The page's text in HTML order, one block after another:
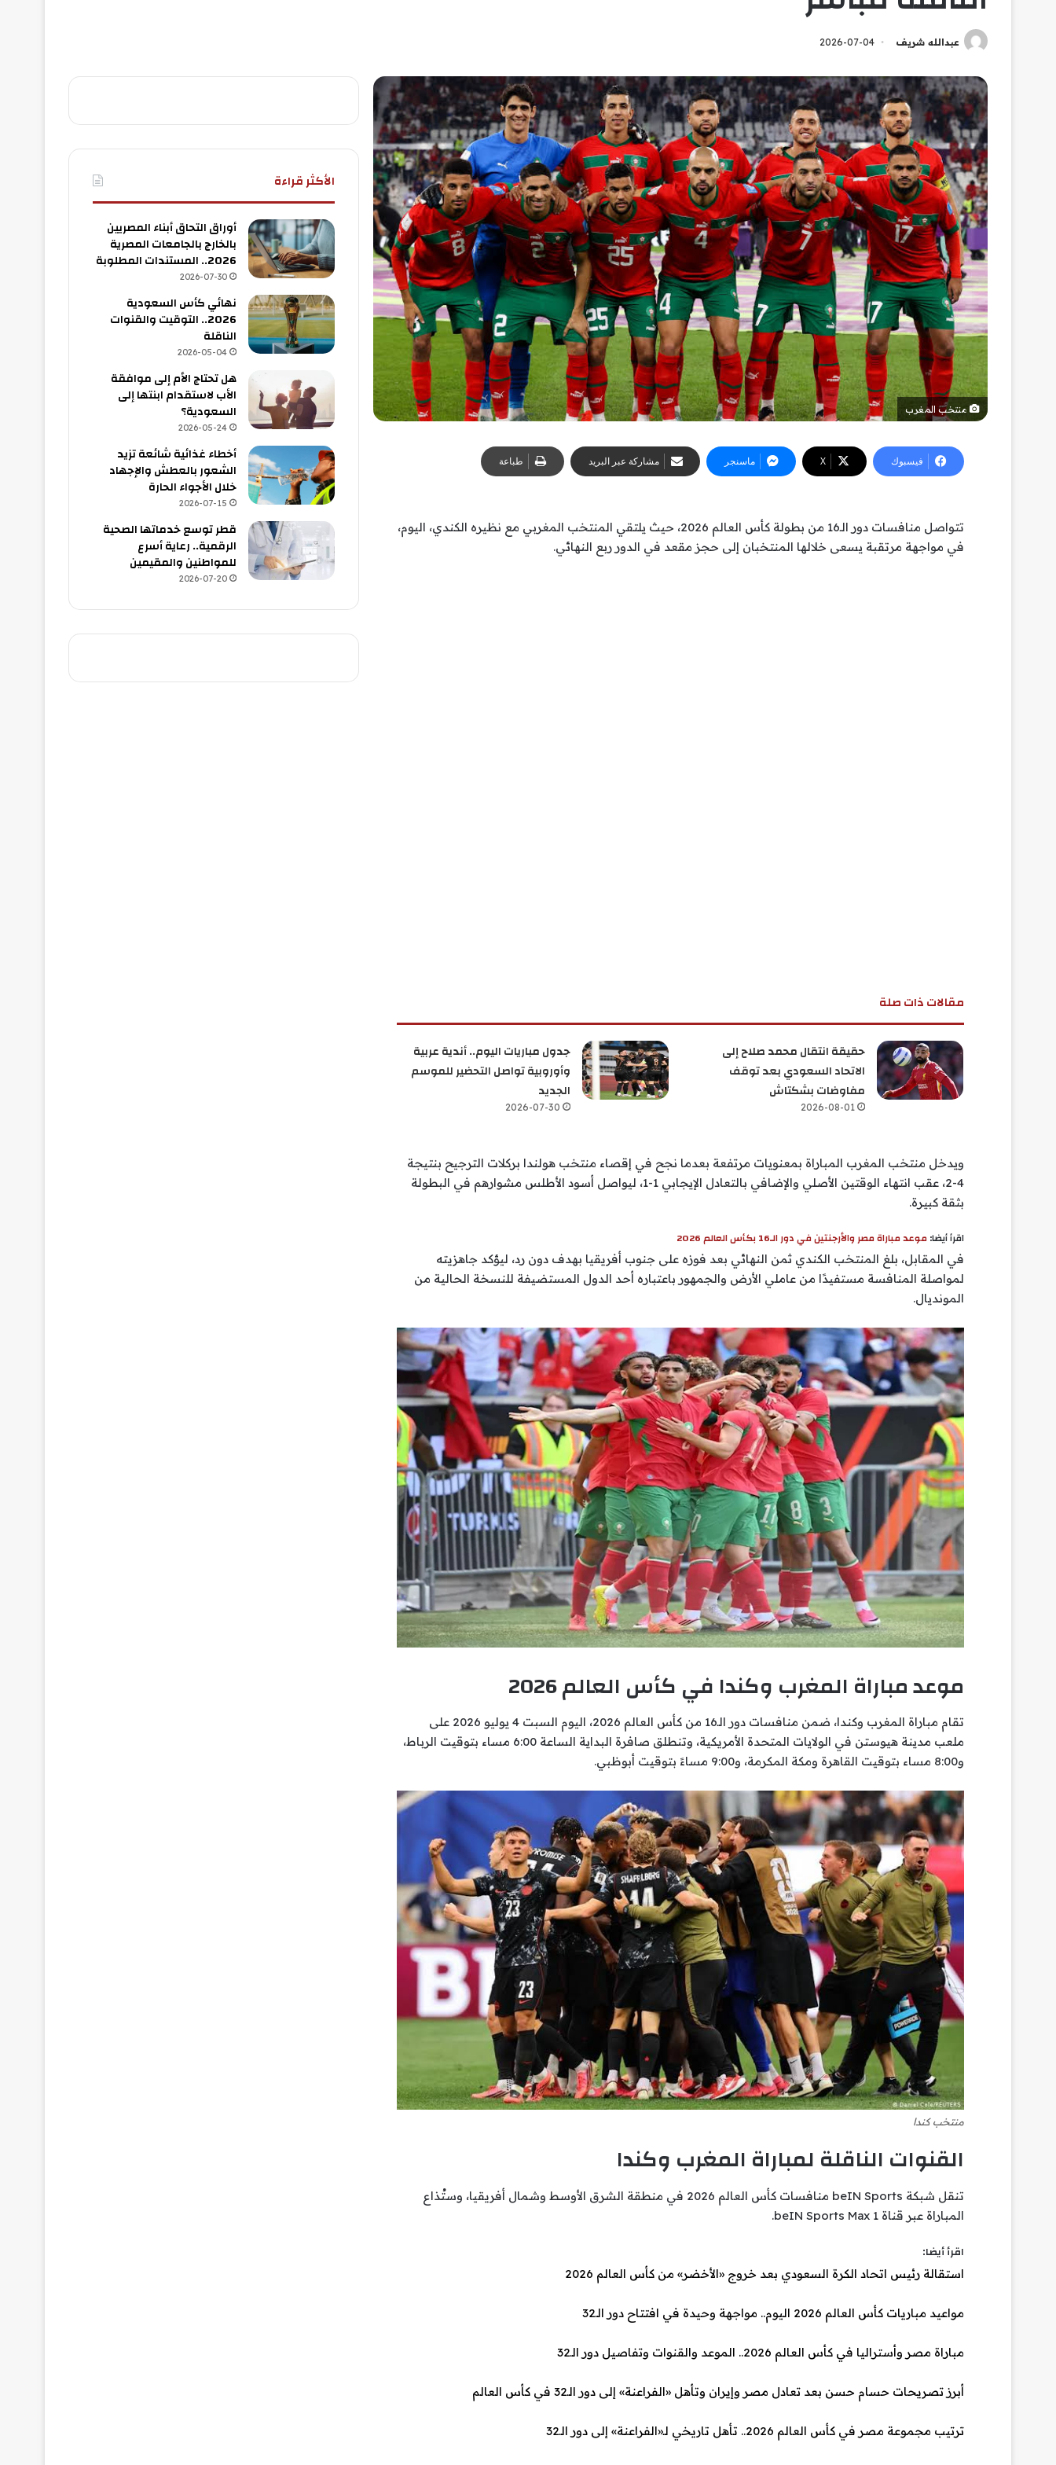
عبدالله شريف 2026-07-04
منتخب المغرب
فيسبوك ‫X ماسنجر مشاركة عبر البريد طباعة
تتواصل منافسات دور الـ16 من بطولة كأس العالم 2026، حيث يلتقي المنتخب المغربي مع نظيره الكندي، اليوم،
في مواجهة مرتقبة يسعى خلالها المنتخبان إلى حجز مقعد في الدور ربع النهائي.
مقالات ذات صلة
حقيقة انتقال محمد صلاح إلى
الاتحاد السعودي بعد توقف
مفاوضات بشكتاش
2026-08-01
جدول مباريات اليوم.. أندية عربية
وأوروبية تواصل التحضير للموسم
الجديد
2026-07-30
ويدخل منتخب المغرب المباراة بمعنويات مرتفعة بعدما نجح في إقصاء منتخب هولندا بركلات الترجيح بنتيجة
4-2، عقب انتهاء الوقتين الأصلي والإضافي بالتعادل الإيجابي 1-1، ليواصل أسود الأطلس مشوارهم في البطولة
بثقة كبيرة.
اقرأ أيضا:موعد مباراة مصر والأرجنتين في دور الـ16 بكأس العالم 2026
في المقابل، بلغ المنتخب الكندي ثمن النهائي بعد فوزه على جنوب أفريقيا بهدف دون رد، ليؤكد جاهزيته
لمواصلة المنافسة مستفيدًا من عاملي الأرض والجمهور باعتباره أحد الدول المستضيفة للنسخة الحالية من
المونديال.
موعد مباراة المغرب وكندا في كأس العالم 2026
تقام مباراة المغرب وكندا، ضمن منافسات دور الـ16 من كأس العالم 2026، اليوم السبت 4 يوليو 2026 على
ملعب مدينة هيوستن في الولايات المتحدة الأمريكية، وتنطلق صافرة البداية الساعة 6:00 مساء بتوقيت الرباط،
و8:00 مساء بتوقيت القاهرة ومكة المكرمة، و9:00 مساءً بتوقيت أبوظبي.
منتخب كندا
القنوات الناقلة لمباراة المغرب وكندا
تنقل شبكة beIN Sports منافسات كأس العالم 2026 في منطقة الشرق الأوسط وشمال أفريقيا، وستُذاع
المباراة عبر قناة beIN Sports Max 1.
اقرأ أيضا:
استقالة رئيس اتحاد الكرة السعودي بعد خروج «الأخضر» من كأس العالم 2026
مواعيد مباريات كأس العالم 2026 اليوم.. مواجهة وحيدة في افتتاح دور الـ32
مباراة مصر وأستراليا في كأس العالم 2026.. الموعد والقنوات وتفاصيل دور الـ32
أبرز تصريحات حسام حسن بعد تعادل مصر وإيران وتأهل «الفراعنة» إلى دور الـ32 في كأس العالم
ترتيب مجموعة مصر في كأس العالم 2026.. تأهل تاريخي لـ«الفراعنة» إلى دور الـ32
الأكثر قراءة
أوراق التحاق أبناء المصريين
بالخارج بالجامعات المصرية
2026.. المستندات المطلوبة
2026-07-30
نهائي كأس السعودية
2026.. التوقيت والقنوات
الناقلة
2026-05-04
هل تحتاج الأم إلى موافقة
الأب لاستقدام ابنتها إلى
السعودية؟
2026-05-24
أخطاء غذائية شائعة تزيد
الشعور بالعطش والإجهاد
خلال الأجواء الحارة
2026-07-15
قطر توسع خدماتها الصحية
الرقمية.. رعاية أسرع
للمواطنين والمقيمين
2026-07-20